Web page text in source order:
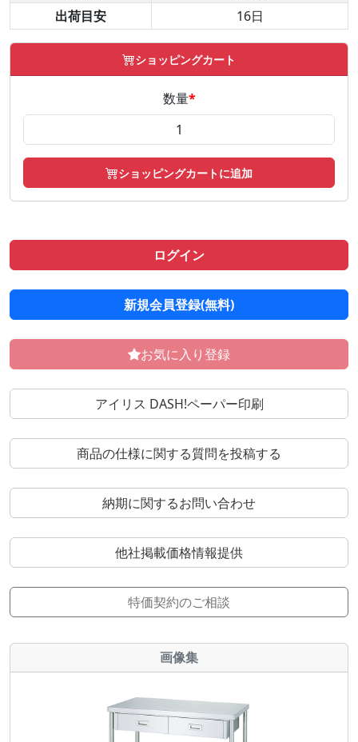
出荷目安
16日
ショッピングカート
数量*
ショッピングカートに追加
ログイン
新規会員登録(無料)
お気に入り登録
アイリス DASH!ペーパー印刷
商品の仕様に関する質問を投稿する
納期に関するお問い合わせ
他社掲載価格情報提供
特価契約のご相談
画像集